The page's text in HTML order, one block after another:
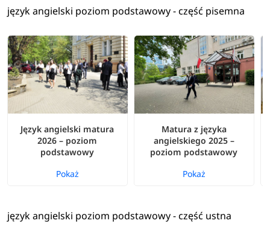
język angielski poziom podstawowy - część pisemna
Język angielski matura
2026 – poziom
podstawowy
Pokaż
Matura z języka
angielskiego 2025 –
poziom podstawowy
Pokaż
język angielski poziom podstawowy - część ustna